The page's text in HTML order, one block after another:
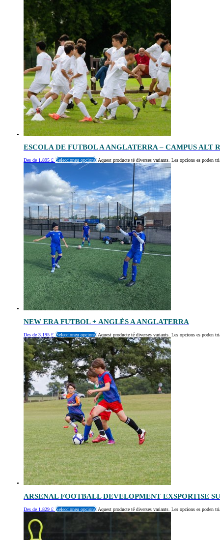
ESCOLA DE FUTBOL A ANGLATERRA – CAMPUS ALT
Des de 1.895 £ Seleccioneu opcions Aquest producte té diverses variants. Les opcions es poden
NEW ERA FUTBOL + ANGLÈS A ANGLATERRA
Des de 3.195 £ Seleccioneu opcions Aquest producte té diverses variants. Les opcions es poden
ARSENAL FOOTBALL DEVELOPMENT EXSPORTISE
Des de 1.829 £ Seleccioneu opcions Aquest producte té diverses variants. Les opcions es poden